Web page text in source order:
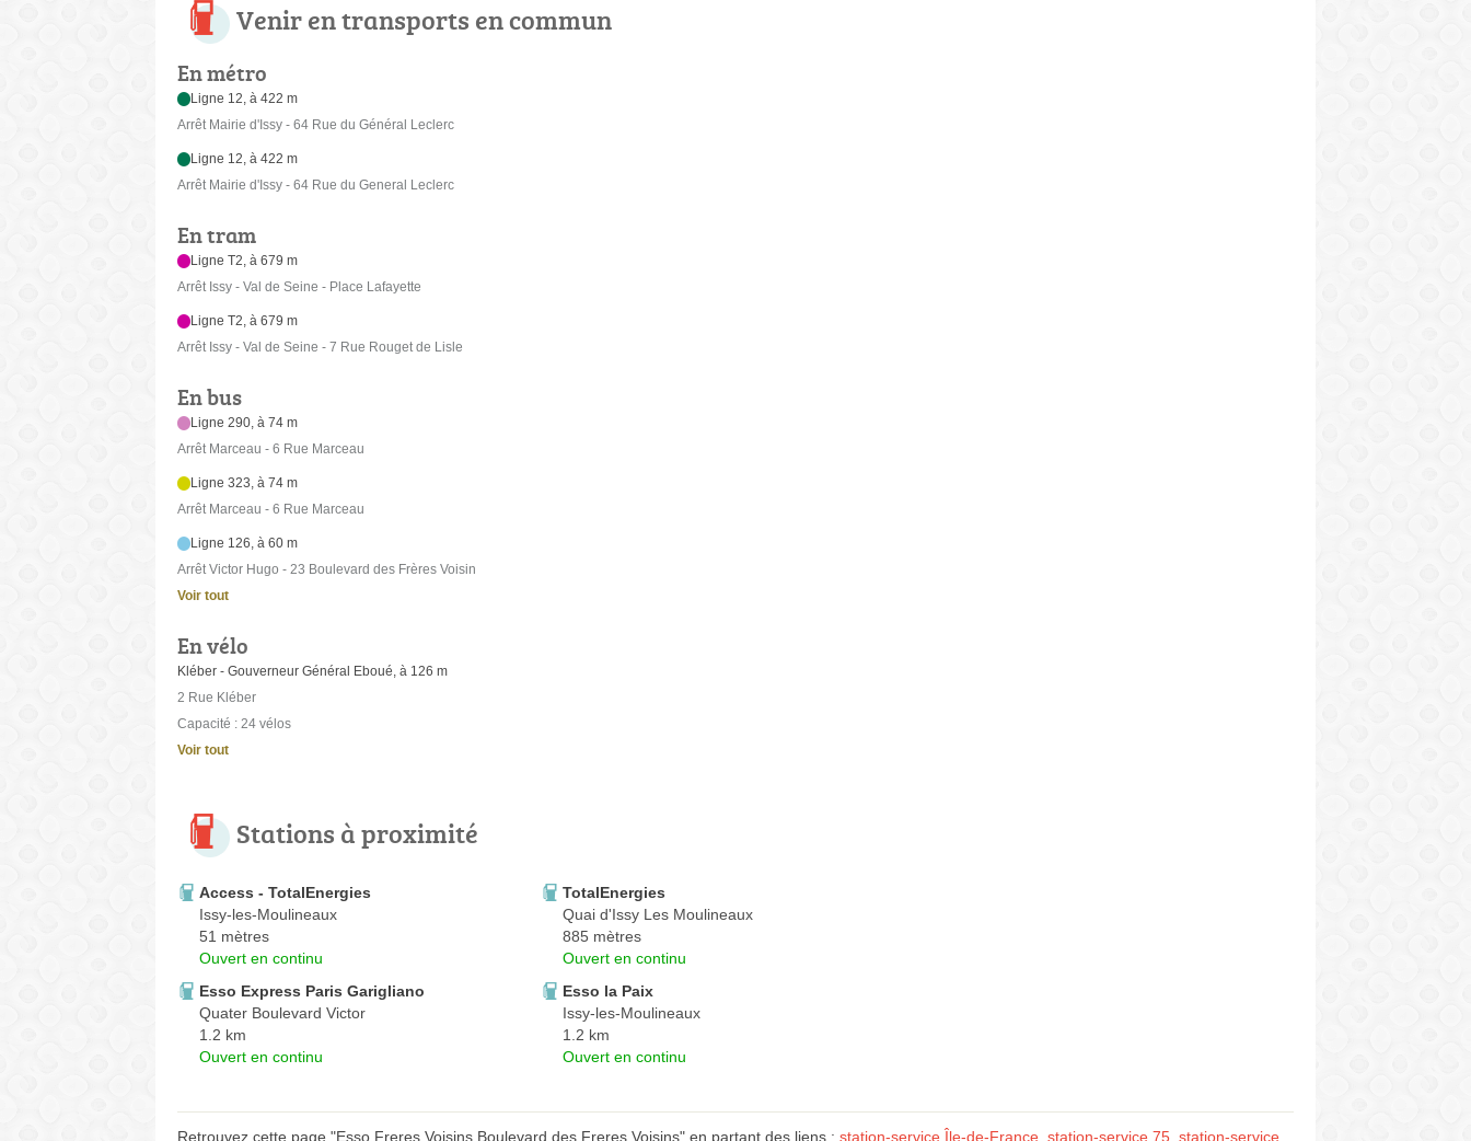
Venir en transports en commun
En métro
Ligne 12, à 422 m
Arrêt Mairie d'Issy - 64 Rue du Général Leclerc
Ligne 12, à 422 m
Arrêt Mairie d'Issy - 64 Rue du General Leclerc
En tram
Ligne T2, à 679 m
Arrêt Issy - Val de Seine - Place Lafayette
Ligne T2, à 679 m
Arrêt Issy - Val de Seine - 7 Rue Rouget de Lisle
En bus
Ligne 290, à 74 m
Arrêt Marceau - 6 Rue Marceau
Ligne 323, à 74 m
Arrêt Marceau - 6 Rue Marceau
Ligne 126, à 60 m
Arrêt Victor Hugo - 23 Boulevard des Frères Voisin
Voir tout
En vélo
Kléber - Gouverneur Général Eboué, à 126 m
2 Rue Kléber
Capacité : 24 vélos
Voir tout
Stations à proximité
Access - TotalEnergies
Issy-les-Moulineaux
51 mètres
Ouvert en continu
TotalEnergies
Quai d'Issy Les Moulineaux
885 mètres
Ouvert en continu
Esso Express Paris Garigliano
Quater Boulevard Victor
1.2 km
Ouvert en continu
Esso la Paix
Issy-les-Moulineaux
1.2 km
Ouvert en continu
Retrouvez cette page "Esso Freres Voisins Boulevard des Freres Voisins" en partant des liens : station-service Île-de-France station-service 75 station-service